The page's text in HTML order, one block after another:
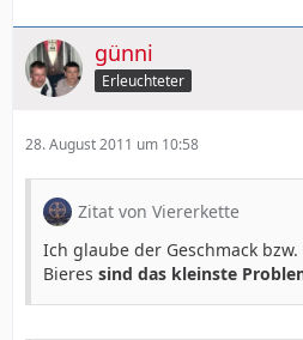
günni
Erleuchteter
28. August 2011 um 10:58
Zitat von Viererkette
Ich glaube der Geschmack
Bieres sind das kleinste